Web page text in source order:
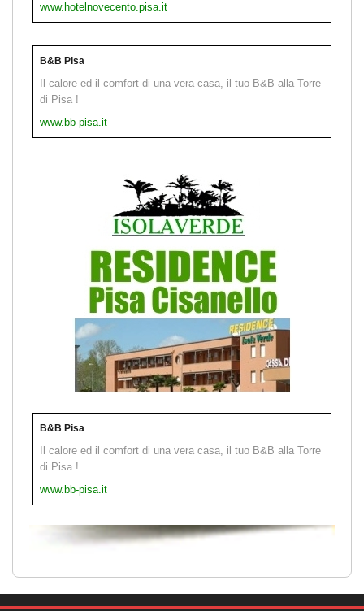
www.hotelnovecento.pisa.it
B&B Pisa
Il calore ed il comfort di una vera casa, il tuo B&B alla Torre
di Pisa !
www.bb-pisa.it
B&B Pisa
Il calore ed il comfort di una vera casa, il tuo B&B alla Torre
di Pisa !
www.bb-pisa.it